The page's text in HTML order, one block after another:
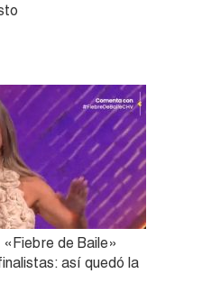
de Baile»
así quedó la